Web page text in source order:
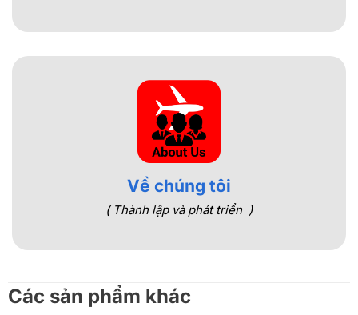
Về chúng tôi
( Thành lập và phát triển )
Các sản phẩm khác